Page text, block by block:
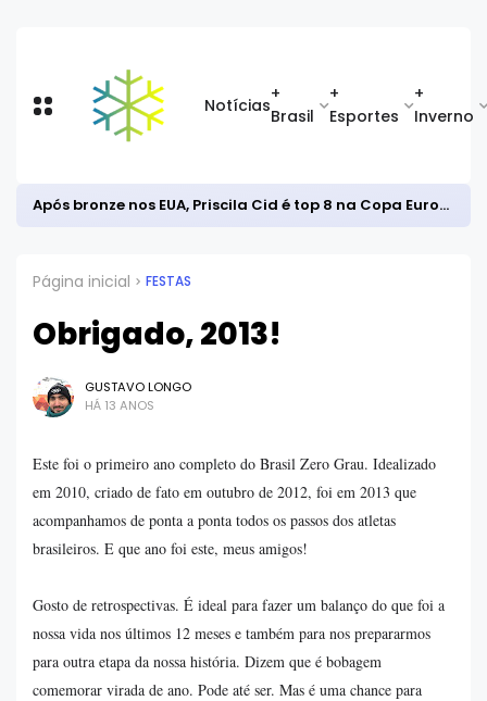
Notícias
+
Brasil
+
Esportes
+
Inverno
Após bronze nos EUA, Priscila Cid é top 8 na Copa Europeia de snowboard halfpipe
Página inicial FESTAS
Obrigado, 2013!
GUSTAVO LONGO
HÁ 13 ANOS
Este foi o primeiro ano completo do Brasil Zero Grau. Idealizado
em 2010, criado de fato em outubro de 2012, foi em 2013 que
acompanhamos de ponta a ponta todos os passos dos atletas
brasileiros. E que ano foi este, meus amigos!
Gosto de retrospectivas. É ideal para fazer um balanço do que foi a
nossa vida nos últimos 12 meses e também para nos prepararmos
para outra etapa da nossa história. Dizem que é bobagem
comemorar virada de ano. Pode até ser. Mas é uma chance para